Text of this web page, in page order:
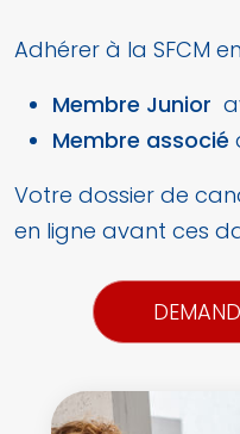
Adhérer à la SFCM
Membre Junior
Membre associé
Votre dossier de
en ligne avant ces